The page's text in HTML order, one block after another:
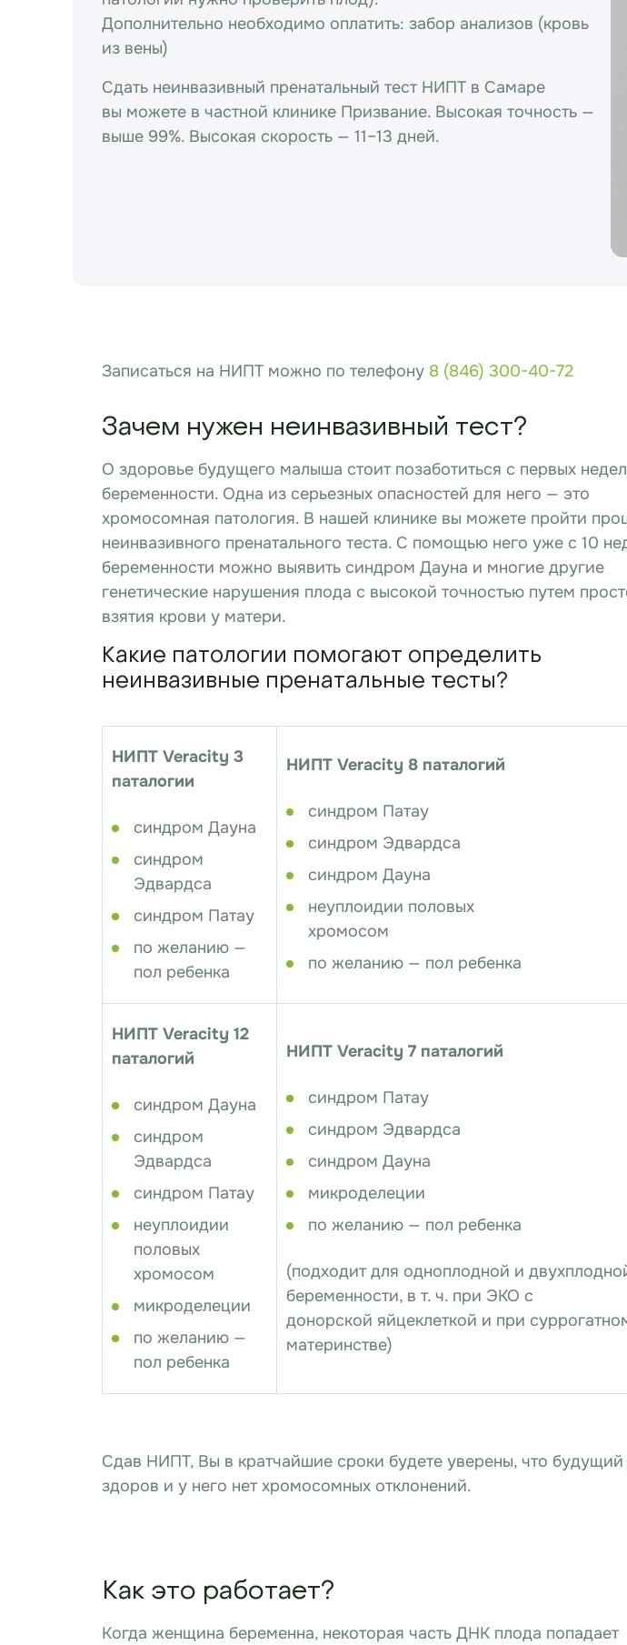
Дополнительно необходимо оплатить: забор анализов (кровь
из вены)
Сдать неинвазивный пренатальный тест НИПТ в Самаре
вы можете в частной клинике Призвание. Высокая точность —
выше 99%. Высокая скорость — 11–13 дней.
Записаться на НИПТ можно по телефону 8 (846) 300-40-72
Зачем нужен неинвазивный тест?
О здоровье будущего малыша стоит позаботиться с первых
беременности. Одна из серьезных опасностей для него — это
хромосомная патология. В нашей клинике вы можете пройти
неинвазивного пренатального теста. С помощью него уже с 10
беременности можно выявить синдром Дауна и многие другие
генетические нарушения плода с высокой точностью путем
взятия крови у матери.
Какие патологии помогают определить
неинвазивные пренатальные тесты?
НИПТ Veracity 3
паталогии
синдром Дауна
синдром
Эдвардса
синдром Патау
по желанию —
пол ребенка
НИПТ Veracity 8 паталогий
синдром Патау
синдром Эдвардса
синдром Дауна
неуплоидии половых
хромосом
по желанию — пол ребенка
НИПТ Veracity 12
паталогий
синдром Дауна
синдром
Эдвардса
синдром Патау
неуплоидии
половых
хромосом
микроделеции
по желанию —
пол ребенка
НИПТ Veracity 7 паталогий
синдром Патау
синдром Эдвардса
синдром Дауна
микроделеции
по желанию — пол ребенка
(подходит для одноплодной и
беременности, в т. ч. при ЭКО с
донорской яйцеклеткой и при
материнстве)
Сдав НИПТ, Вы в кратчайшие сроки будете уверены, что будущий
здоров и у него нет хромосомных отклонений.
Как это работает?
Когда женщина беременна, некоторая часть ДНК плода попадает